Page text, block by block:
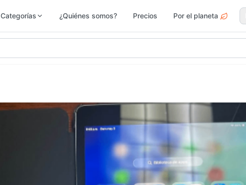
Categorías ¿Quiénes somos? Precios Por el planeta
Servicios
Mascotas
Juegos y Juguetes
Moda y
Vacacionales
Actividades y Ocio